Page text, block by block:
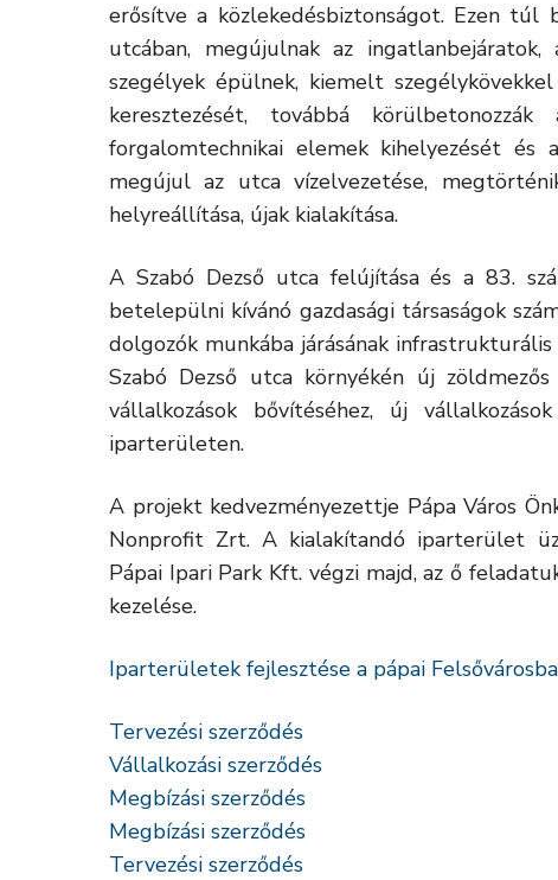
erősítve a közlekedésbiztonságot. Ezen túl
utcában, megújulnak az
szegélyek épülnek, kiemelt
keresztezését, továbbá
forgalomtechnikai elemek kihelyezését
megújul az utca vízelvezetése,
helyreállítása, újak kialakítása.
A Szabó Dezső utca felújítása és a 83.
betelepülni kívánó gazdasági társaságok
dolgozók munkába járásának
Szabó Dezső utca környékén új
vállalkozások bővítéséhez, új
iparterületen.
A projekt kedvezményezettje Pápa Város
Nonprofit Zrt. A kialakítandó iparterület
Pápai Ipari Park Kft. végzi majd, az ő
kezelése.
Iparterületek fejlesztése a pápai
Tervezési szerződés
Vállalkozási szerződés
Megbízási szerződés
Megbízási szerződés
Tervezési szerződés